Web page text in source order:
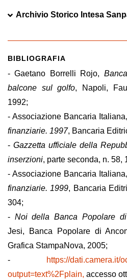
Archivio Storico Intesa
BIBLIOGRAFIA
- Gaetano Borrelli Rojo,
balcone sul golfo, Napoli,
1992;
- Associazione Bancaria Italiana,
finanziarie. 1997, Bancaria
- Gazzetta ufficiale della
inserzioni, parte seconda, n. 58,
- Associazione Bancaria Italiana,
finanziarie. 1999, Bancaria
304;
- Noi della Banca Popolare
Jesi, Banca Popolare di
Grafica StampaNova, 2005;
-
https://dati.camera.it/
output=text%2Fplain, accesso